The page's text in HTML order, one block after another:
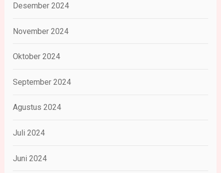
Desember 2024
November 2024
Oktober 2024
September 2024
Agustus 2024
Juli 2024
Juni 2024